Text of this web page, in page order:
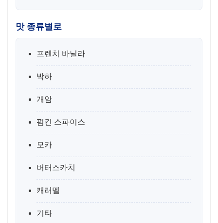
맛 종류별로
프렌치 바닐라
박하
개암
펌킨 스파이스
모카
버터스카치
캐러멜
기타